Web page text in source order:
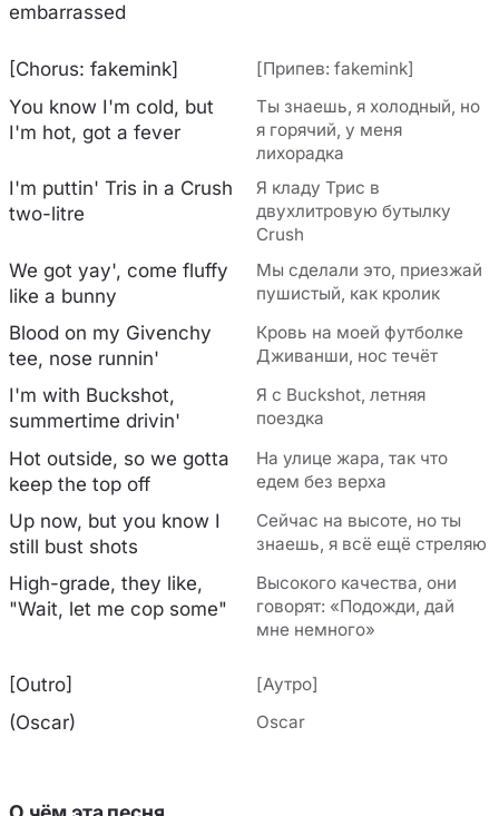
embarrassed
[Chorus: fakemink] [Припев: fakemink]
You know I'm cold, but
I'm hot, got a fever
Ты знаешь, я холодный, но
я горячий, у меня
лихорадка
I'm puttin' Tris in a Crush
two-litre
Я кладу Трис в
двухлитровую бутылку
Crush
We got yay', come fluffy
like a bunny
Мы сделали это, приезжай
пушистый, как кролик
Blood on my Givenchy
tee, nose runnin'
Кровь на моей футболке
Дживанши, нос течёт
I'm with Buckshot,
summertime drivin'
Я с Buckshot, летняя
поездка
Hot outside, so we gotta
keep the top off
На улице жара, так что
едем без верха
Up now, but you know I
still bust shots
Сейчас на высоте, но ты
знаешь, я всё ещё стреляю
High-grade, they like,
"Wait, let me cop some"
Высокого качества, они
говорят: «Подожди, дай
мне немного»
[Outro] [Аутро]
(Oscar) Oscar